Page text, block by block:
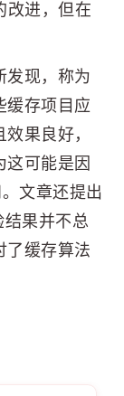
改进，但在
发现，称为
缓存项目应
果良好，
这可能是因
文章还提出
结果并不总
了缓存算法